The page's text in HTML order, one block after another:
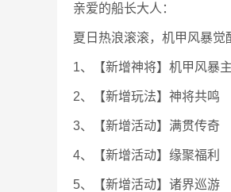
亲爱的船长大人：
夏日热浪滚滚，机甲风暴觉
1、【新增神将】机甲风暴
2、【新增玩法】神将共鸣
3、【新增活动】满贯传奇
4、【新增活动】缘聚福利
5、【新增活动】诸界巡游